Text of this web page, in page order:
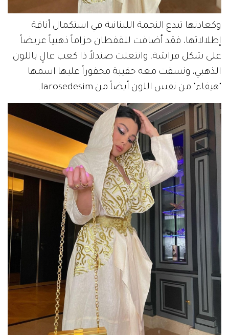
وكعادتها تبدع النجمة اللبنانية في استكمال أناقة
إطلالاتها، فقد أضافت للقفطان حزاماً ذهبياً عريضاً
على شكل فراشة، وانتعلت صندلاً ذا كعب عالٍ باللون
الذهبي، ونسقت معه حقيبة محفوراً عليها اسمها
"هيفاء" من نفس اللون أيضاً من larosedesim.